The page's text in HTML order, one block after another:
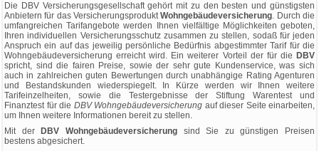
Die DBV Versicherungsgesellschaft gehört mit zu den besten und günstigsten
Anbietern für das VersicherungsproduktWohngebäudeversicherung. Durch die
umfangreichen Tarifangebote werden Ihnen vielfältige Möglichkeiten geboten,
Ihren individuellen Versicherungsschutz zusammen zu stellen, sodaß für jeden
Anspruch ein auf das jeweilig persönliche Bedürfnis abgestimmter Tarif für die
Wohngebäudeversicherung erreicht wird. Ein weiterer Vorteil der für die DBV
spricht, sind die fairen Preise, sowie der sehr gute Kundenservice, was sich
auch in zahlreichen guten Bewertungen durch unabhängige Rating Agenturen
und Bestandskunden wiederspiegelt. In Kürze werden wir Ihnen weitere
Tarifeinzelheiten, sowie die Testergebnisse der Stiftung Warentest und
Finanztest für die DBV Wohngebäudeversicherung auf dieser Seite einarbeiten,
um Ihnen weitere Informationen bereit zu stellen.
Mit der
DBV Wohngebäudeversicherungsind Sie zu günstigen Preisen
bestens abgesichert.